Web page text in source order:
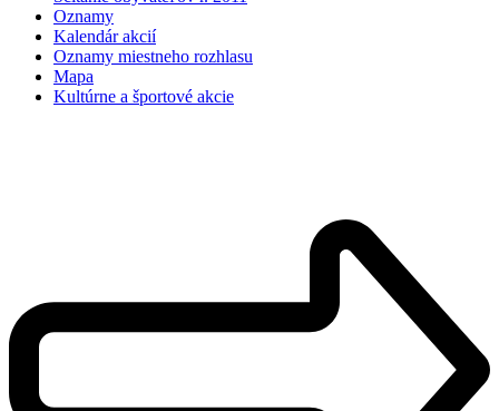
Oznamy
Kalendár akcií
Oznamy miestneho rozhlasu
Mapa
Kultúrne a športové akcie